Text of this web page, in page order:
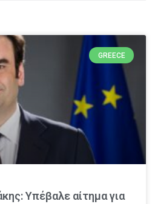
GREECE
Υπέβαλε αίτημα για